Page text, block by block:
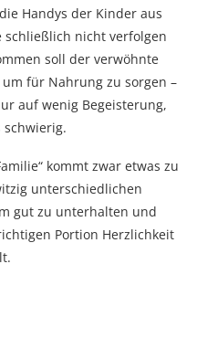
Handys der Kinder aus
schließlich nicht verfolgen
soll der verwöhnte
für Nahrung zu sorgen –
auf wenig Begeisterung,
schwierig.
kommt zwar etwas zu
unterschiedlichen
gut zu unterhalten und
Portion Herzlichkeit